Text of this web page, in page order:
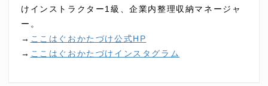
けインストラクター1級、企業内整理収納マネージャ
ー。
→ ここはぐおかたづけ公式HP
→ ここはぐおかたづけインスタグラム